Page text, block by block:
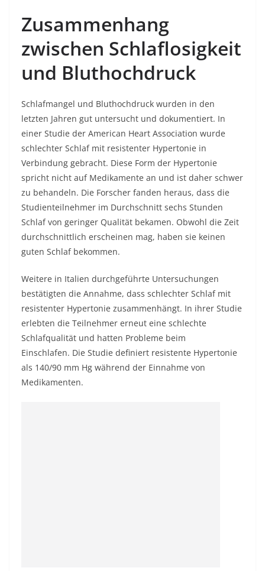
Zusammenhang
zwischen Schlaflosigkeit
und Bluthochdruck
Schlafmangel und Bluthochdruck wurden in den
letzten Jahren gut untersucht und dokumentiert. In
einer Studie der American Heart Association wurde
schlechter Schlaf mit resistenter Hypertonie in
Verbindung gebracht. Diese Form der Hypertonie
spricht nicht auf Medikamente an und ist daher schwer
zu behandeln. Die Forscher fanden heraus, dass die
Studienteilnehmer im Durchschnitt sechs Stunden
Schlaf von geringer Qualität bekamen. Obwohl die Zeit
durchschnittlich erscheinen mag, haben sie keinen
guten Schlaf bekommen.
Weitere in Italien durchgeführte Untersuchungen
bestätigten die Annahme, dass schlechter Schlaf mit
resistenter Hypertonie zusammenhängt. In ihrer Studie
erlebten die Teilnehmer erneut eine schlechte
Schlafqualität und hatten Probleme beim
Einschlafen. Die Studie definiert resistente Hypertonie
als 140/90 mm Hg während der Einnahme von
Medikamenten.